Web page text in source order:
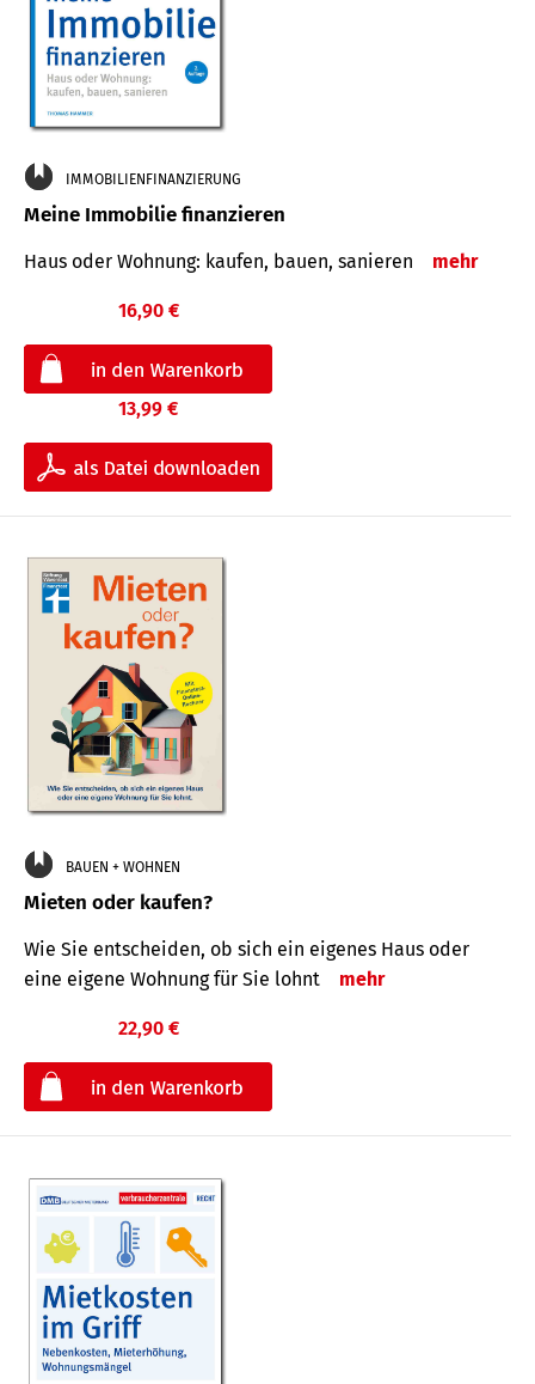
IMMOBILIENFINANZIERUNG
Meine Immobilie finanzieren
Haus oder Wohnung: kaufen, bauen, sanieren mehr
16,90 €
13,99 €
BAUEN + WOHNEN
Mieten oder kaufen?
Wie Sie entscheiden, ob sich ein eigenes Haus oder
eine eigene Wohnung für Sie lohnt
mehr
22,90 €